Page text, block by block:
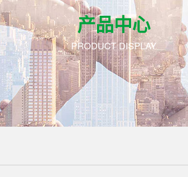
产品中心
PRODUCT DISPLAY